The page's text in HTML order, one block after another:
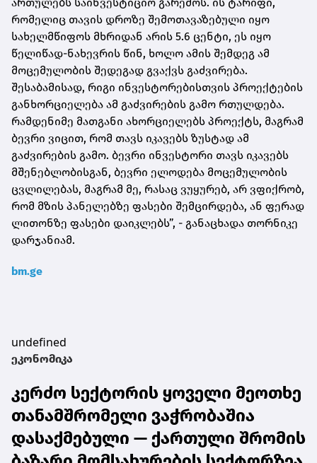
რომელიც თავის დროზე შემოთავაზებული იყო
სახელმწიფოს მხრიდან არის 5.6 ცენტი, ეს იყო
წელიწად-ნახევრის წინ, ხოლო ამის შემდეგ ამ
მოცემულობის შედეგად გვაქვს გაძვირება.
შესაბამისად, რიგი ინვესტორებისთვის პროექტების
განხორციელება ამ გაძვირების გამო რთულდება.
რამდენიმე მათგანი ახორციელებს პროექტს, მაგრამ
ბევრი ვიცით, რომ თავს იკავებს ზუსტად ამ
გაძვირების გამო. ბევრი ინვესტორი თავს იკავებს
მშენებლობისგან, ბევრი ელოდება მოცემულობის
ცვლილებას, მაგრამ მე, რასაც ვუყურებ, არ ვფიქრობ,
რომ მზის პანელებზე ფასები შემცირდება, ან ფერად
ლითონზე ფასები დაიკლებს”, - განაცხადა თორნიკე
დარჯანიამ.
bm.ge
undefined
ეკონომიკა
კერძო სექტორის ყოველი მეოთხე
თანამშრომელი ვაჭრობაშია
დასაქმებული — ქართული შრომის